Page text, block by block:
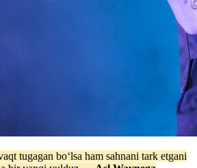
tugagan bo‘lsa ham sahnani tark etgani